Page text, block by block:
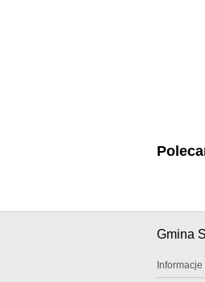
Gmina
Informacje